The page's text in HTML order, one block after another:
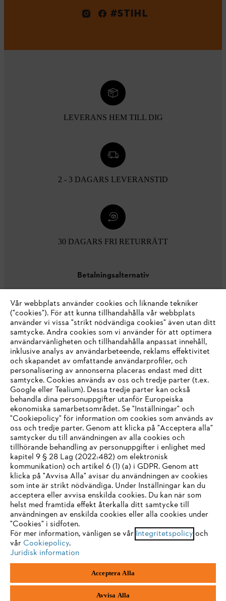
#STIHL
LEVERANS HEM TILL DIG
2 - 3 DAGARS LEVERANSTID
30 DAGARS FRI RETURRÄTT
Betalningsalternativ
Företaget
STIHL FAQ
Service
Allmänna villkor och bestämmelser
Integritetspolicy
Juridisk information
Box 3062
IHR BROWSER WIRD NICHT
UNTERSTÜTZT
Sie nutzen einen Browser, den wir noch nicht unterstützen. Für
eine optimale Nutzung unserer Seite empfehlen wir Ihnen, zu
einem der folgenden Browser zu wechseln:
Firefox Chrome
Vår webbplats använder cookies och liknande tekniker
("cookies"). För att kunna tillhandahålla vår webbplats
använder vi vissa "strikt nödvändiga cookies" även utan ditt
samtycke. Andra cookies som vi använder för att optimera
användarvänligheten och tillhandahålla anpassat innehåll,
inklusive analys av användarbeteende, reklams effektivitet
och skapandet av omfattande användarprofiler, och
personalisering av annonserna placeras endast med ditt
samtycke. Cookies används av oss och tredje parter (t.ex.
Google eller Tealium). Dessa tredje parter kan också
behandla dina personuppgifter utanför Europeiska
ekonomiska samarbetsområdet. Se "Inställningar" och
"Cookiepolicy" för information om cookies som används av
oss och tredje parter. Genom att klicka på "Acceptera alla"
samtycker du till användningen av alla cookies och
tillhörande behandling av personuppgifter i enlighet med
kapitel 9 § 28 Lag (2022:482) om elektronisk
kommunikation) och artikel 6 (1) (a) i GDPR. Genom att
klicka på "Avvisa Alla" avisar du användningen av cookies
som inte är strikt nödvändiga. Under Inställningar kan du
acceptera eller avvisa enskilda cookies. Du kan när som
helst med framtida effekt återkalla ditt samtycke till
användningen av enskilda cookies eller alla cookies under
"Cookies" i sidfoten.
För mer information, vänligen se vår Integritetspolicy och
vår Cookiepolicy.
Juridisk information
Acceptera Alla
Avvisa Alla